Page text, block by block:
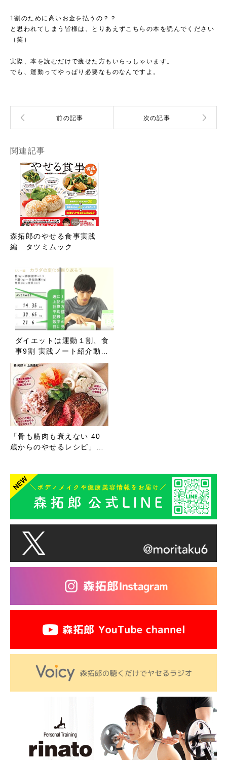
1割のために高いお金を払うの？？
と思われてしまう皆様は、とりあえずこちらの本を読んでください
（笑）
実際、本を読むだけで痩せた方もいらっしゃいます。
でも、運動ってやっぱり必要なものなんですよ。
関連記事
森拓郎のやせる食事実践
編 タツミムック
ダイエットは運動１割、食
事9割 実践ノート紹介動…
「骨も筋肉も衰えない 40
歳からのやせるレシピ」…